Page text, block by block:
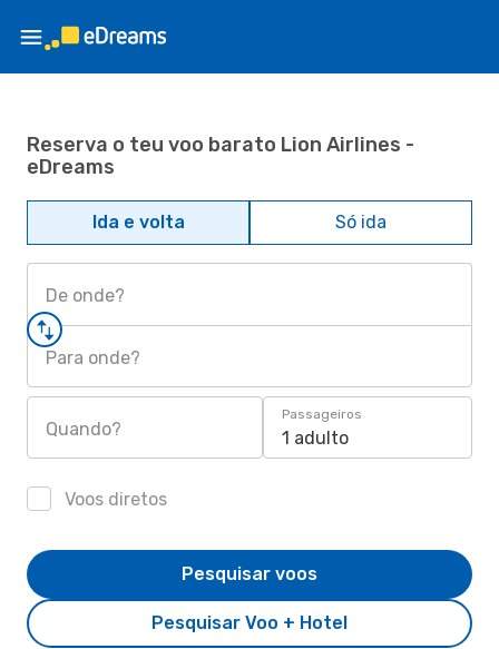
Reserva o teu voo barato Lion Airlines -
eDreams
Ida e volta Só ida
De onde?
Para onde?
Quando?
Passageiros
1 adulto
Voos diretos
Pesquisar Voo + Hotel
Pesquisar voos